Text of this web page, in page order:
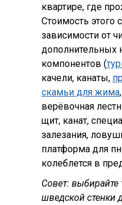
квартире, где
Стоимость этого
зависимости от
дополнительных
компонентов (
качели, канаты,
скамьи для жима
верёвочная
щит, канат,
залезания,
платформа для
колеблется в
Совет: выбирайте
шведской стенки